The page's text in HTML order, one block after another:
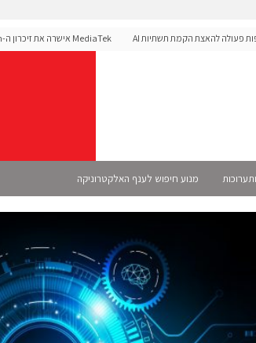
מנוע חיפוש לענף האלקטרוניקה